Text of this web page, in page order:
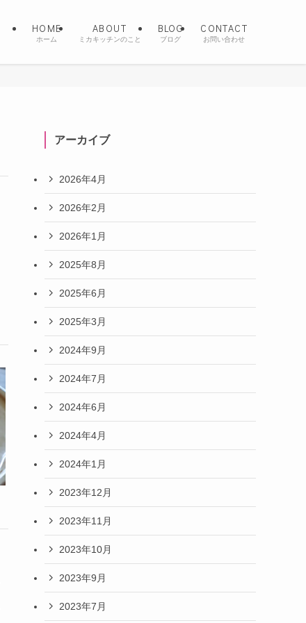
HOME
ホーム
ABOUT
ミカキッチンのこと
BLOG
ブログ
CONTACT
お問い合わせ
アーカイブ
2026年4月
2026年2月
2026年1月
2025年8月
2025年6月
2025年3月
2024年9月
2024年7月
2024年6月
2024年4月
2024年1月
2023年12月
2023年11月
2023年10月
2023年9月
2023年7月